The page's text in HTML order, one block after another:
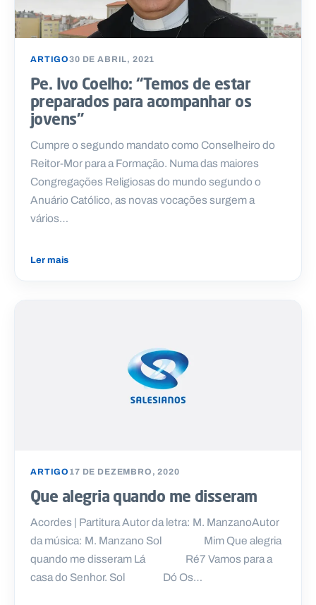
ARTIGO30 DE ABRIL, 2021
Pe. Ivo Coelho: “Temos de estar
preparados para acompanhar os
jovens”
Cumpre o segundo mandato como Conselheiro do
Reitor-Mor para a Formação. Numa das maiores
Congregações Religiosas do mundo segundo o
Anuário Católico, as novas vocações surgem a
vários…
Ler mais
ARTIGO17 DE DEZEMBRO, 2020
Que alegria quando me disseram
Acordes | Partitura Autor da letra: M. ManzanoAutor
da música: M. Manzano Sol Mim Que alegria
quando me disseram Lá Ré7 Vamos para a
casa do Senhor. Sol Dó Os…